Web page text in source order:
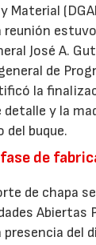
Material
reunión
José A.
de
la
detalle y la
buque.
de
de chapa
Abiertas
del